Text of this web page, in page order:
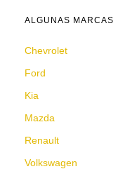
ALGUNAS MARCAS
Chevrolet
Ford
Kia
Mazda
Renault
Volkswagen